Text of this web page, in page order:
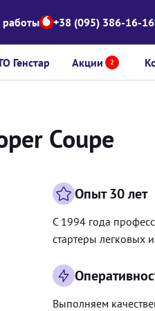
работы +38 (095) 386-16-16
Генстар Акции 2
Coupe
Опыт 30 лет
С 1994 года
стартеры легковых
Выполняем